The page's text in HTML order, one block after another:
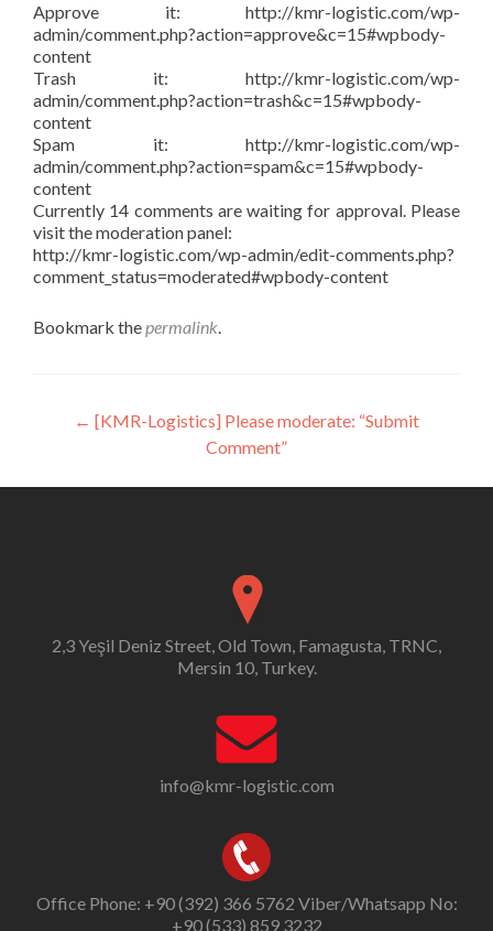
Approve it: http://kmr-logistic.com/wp-
admin/comment.php?action=approve&c=15#wpbody-
content
Trash it: http://kmr-logistic.com/wp-
admin/comment.php?action=trash&c=15#wpbody-
content
Spam it: http://kmr-logistic.com/wp-
admin/comment.php?action=spam&c=15#wpbody-
content
Currently 14 comments are waiting for approval. Please
visit the moderation panel:
http://kmr-logistic.com/wp-admin/edit-comments.php?
comment_status=moderated#wpbody-content
Bookmark thepermalink.
Post
navigation
← [KMR-Logistics] Please moderate: “Submit
Comment”
2,3 Yeşil Deniz Street, Old Town, Famagusta, TRNC,
Mersin 10, Turkey.
info@kmr-logistic.com
Office Phone: +90 (392) 366 5762 Viber/Whatsapp No:
+90 (533) 859 3232